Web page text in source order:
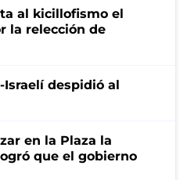
al kicillofismo el
la relección de
Israelí despidió al
en la Plaza la
que el gobierno